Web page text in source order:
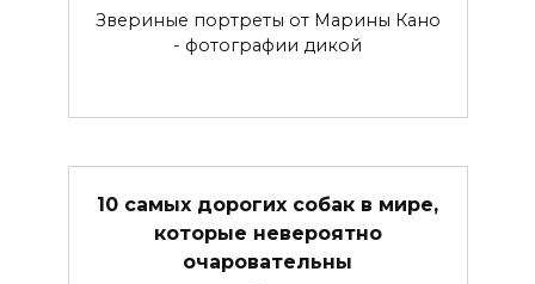
Звериные портреты от Марины Кано
- фотографии дикой
10 самых дорогих собак в мире,
которые невероятно
очаровательны